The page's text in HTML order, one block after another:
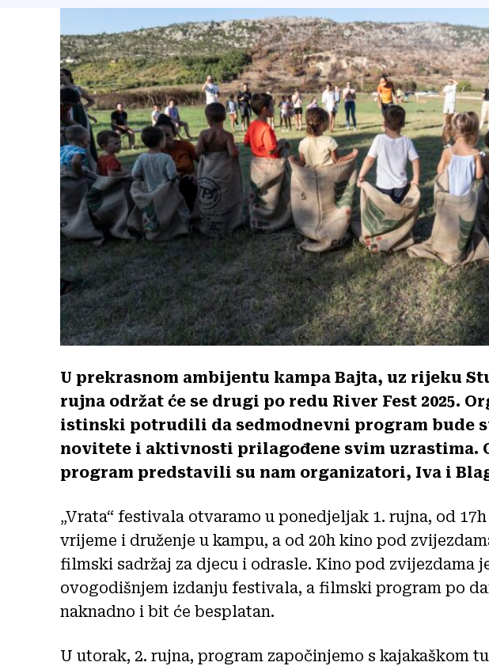
U prekrasnom ambijentu kampa Bajta, uz rijeku
rujna održat će se drugi po redu River Fest 2025.
istinski potrudili da sedmodnevni program bude
novitete i aktivnosti prilagođene svim uzrastima.
program predstavili su nam organizatori, Iva i
„Vrata“ festivala otvaramo u ponedjeljak 1. rujna, od
vrijeme i druženje u kampu, a od 20h kino pod
filmski sadržaj za djecu i odrasle. Kino pod zvijezdama
ovogodišnjem izdanju festivala, a filmski program po
naknadno i bit će besplatan.
U utorak, 2. rujna, program započinjemo s kajakaškom